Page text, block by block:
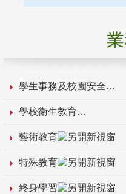
學生事務及校園安全
學校衛生教育
藝術教育
特殊教育
終身學習